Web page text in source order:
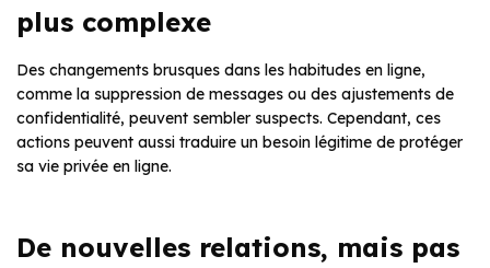
plus complexe
Des changements brusques dans les habitudes en ligne,
comme la suppression de messages ou des ajustements de
confidentialité, peuvent sembler suspects. Cependant, ces
actions peuvent aussi traduire un besoin légitime de protéger
sa vie privée en ligne.
De nouvelles relations, mais pas